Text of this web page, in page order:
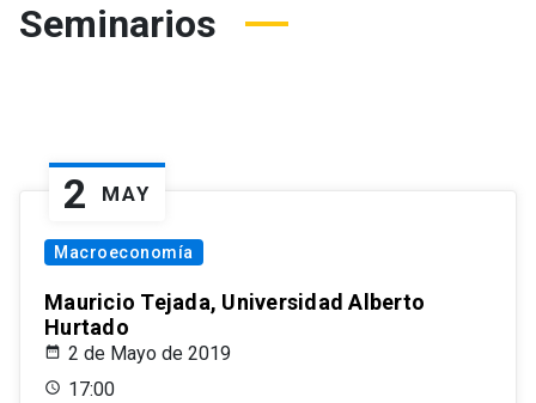
Seminarios
2 MAY
Macroeconomía
Mauricio Tejada, Universidad Alberto
Hurtado
2 de Mayo de 2019
17:00